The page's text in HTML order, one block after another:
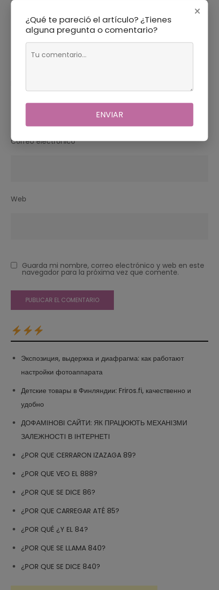
Correo electrónico*
Web
Guarda mi nombre, correo electrónico y web en este
navegador para la próxima vez que comente.
Экспозиция, выдержка и диафрагма: как работают
настройки фотоаппарата
Детские товары в Финляндии: Friros.fi, качественно и
удобно
ДОФАМІНОВІ САЙТИ: ЯК ПРАЦЮЮТЬ МЕХАНІЗМИ
ЗАЛЕЖНОСТІ В ІНТЕРНЕТІ
¿POR QUE CERRARON IZAZAGA 89?
¿POR QUE VEO EL 888?
¿POR QUE SE DICE 86?
¿POR QUE CARREGAR ATÉ 85?
¿POR QUÉ ¿Y EL 84?
¿POR QUE SE LLAMA 840?
¿POR QUE SE DICE 840?
×
¿Qué te pareció el artículo? ¿Tienes
alguna pregunta o comentario?
ENVIAR